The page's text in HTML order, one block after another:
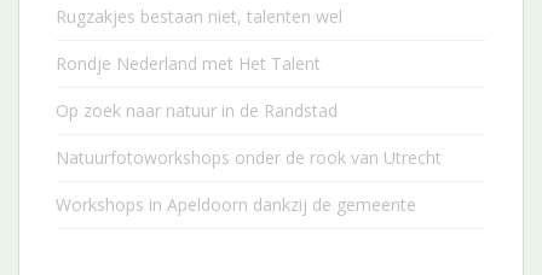
Rugzakjes bestaan niet, talenten wel
Rondje Nederland met Het Talent
Op zoek naar natuur in de Randstad
Natuurfotoworkshops onder de rook van Utrecht
Workshops in Apeldoorn dankzij de gemeente